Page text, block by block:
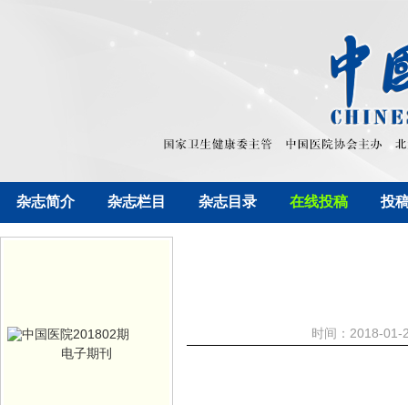
杂志简介 杂志栏目 杂志目录 在线投稿 投
电子期刊
时间：2018-